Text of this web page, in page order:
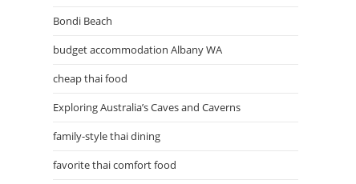
Bondi Beach
budget accommodation Albany WA
cheap thai food
Exploring Australia’s Caves and Caverns
family-style thai dining
favorite thai comfort food